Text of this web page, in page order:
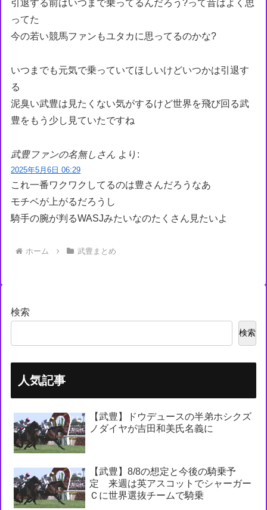
引退する前はいつまで乗ってるんだろう?って昔はよく思
ってた
今の若い競馬ファンもユタカに思ってるのかな?
いつまでも元気で乗っていてほしいけどいつかは引退す
る
泥臭い武豊は見たくない気がするけど世界を飛び回る武
豊をもう少し見ていたですね
武豊ファンの名無しさん より:
2025年5月6日 06:29
これ一番ワクワクしてるのは豊さんだろうなあ
モチベが上がるだろうし
騎手の腕が判るWASJみたいなのたくさん見たいよ
ホーム 武豊まとめ
検索
検索
人気記事
【武豊】ドウデュースの半弟ホシクズ
ノダイヤが吉田和美氏名義に
【武豊】8/8の想定と今後の騎乗予
定 来週は英アスコットでシャーガー
Ｃに世界選抜チームで騎乗